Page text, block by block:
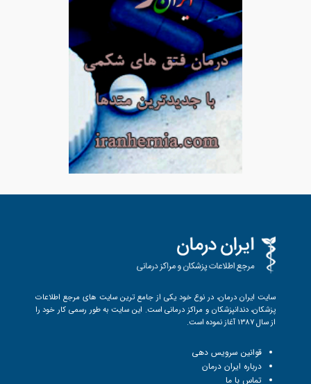
سایت ایران درمان، در نوع خود یکی از جامع ترین سایت های مرجع اطلاعات
پزشکان، دندانپزشکان و مراکز درمانی است. این سایت به طور رسمی کار خود را
از سال 1387 آغاز نموده است.
قوانین سرویس دهی
درباره ایران درمان
تماس با ما